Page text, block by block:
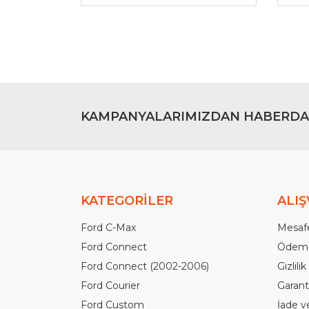
KAMPANYALARIMIZDAN
KATEGORİLER
Ford C-Max
Ford Connect
Ford Connect (2002-2006)
Ford Courier
Ford Custom
İade